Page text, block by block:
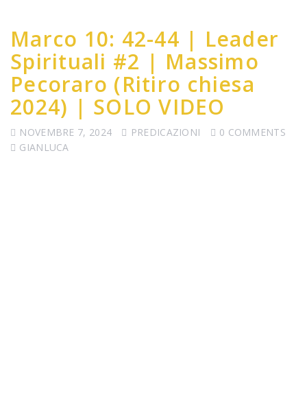
Marco 10: 42-44 | Leader
Spirituali #2 | Massimo
Pecoraro (Ritiro chiesa
2024) | SOLO VIDEO
NOVEMBRE 7, 2024 PREDICAZIONI
0 COMMENTS
GIANLUCA